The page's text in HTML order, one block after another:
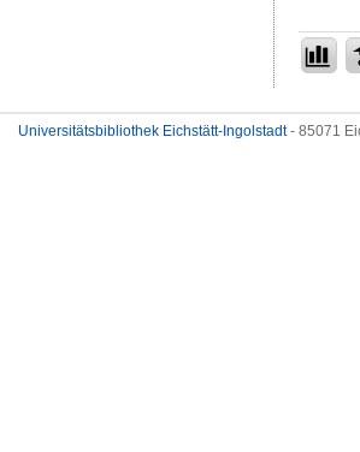
Universitätsbibliothek Eichstätt-Ingolstadt- 85071